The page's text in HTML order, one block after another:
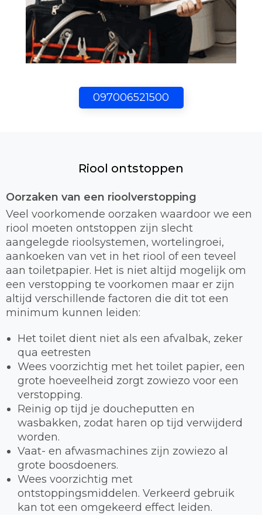
097006521500
Riool ontstoppen
Oorzaken van een rioolverstopping
Veel voorkomende oorzaken waardoor we een
riool moeten ontstoppen zijn slecht
aangelegde rioolsystemen, wortelingroei,
aankoeken van vet in het riool of een teveel
aan toiletpapier. Het is niet altijd mogelijk om
een verstopping te voorkomen maar er zijn
altijd verschillende factoren die dit tot een
minimum kunnen leiden:
Het toilet dient niet als een afvalbak, zeker
qua eetresten
Wees voorzichtig met het toilet papier, een
grote hoeveelheid zorgt zowiezo voor een
verstopping.
Reinig op tijd je doucheputten en
wasbakken, zodat haren op tijd verwijderd
worden.
Vaat- en afwasmachines zijn zowiezo al
grote boosdoeners.
Wees voorzichtig met
ontstoppingsmiddelen. Verkeerd gebruik
kan tot een omgekeerd effect leiden.